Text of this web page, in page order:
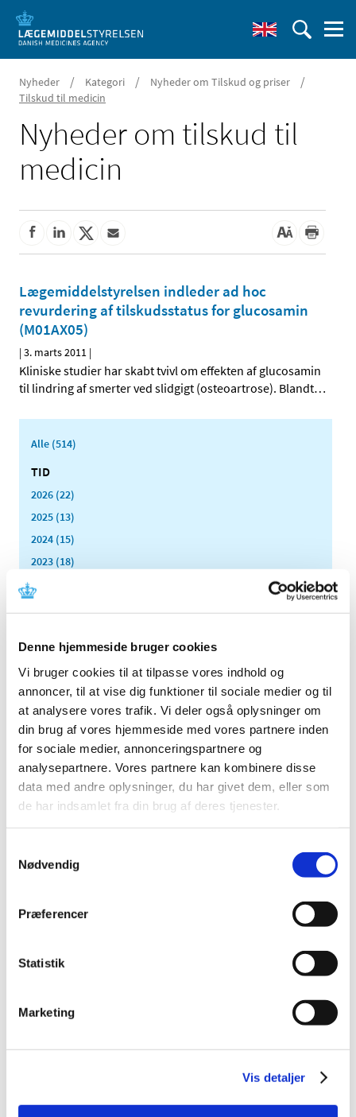
Denne hjemmeside bruger cookies
Vi bruger cookies til at tilpasse vores indhold og
annoncer, til at vise dig funktioner til sociale medier og til
at analysere vores trafik. Vi deler også oplysninger om
din brug af vores hjemmeside med vores partnere inden
for sociale medier, annonceringspartnere og
analysepartnere. Vores partnere kan kombinere disse
data med andre oplysninger, du har givet dem, eller som
de har indsamlet fra din brug af deres tjenester.
Nødvendig
Præferencer
Statistik
Marketing
Vis detaljer
Nyheder / Kategori / Nyheder om Tilskud og priser /
Tilskud til medicin
Nyheder om tilskud til
medicin
Lægemiddelstyrelsen indleder ad hoc
revurdering af tilskudsstatus for glucosamin
(M01AX05)
|3. marts 2011 |
Kliniske studier har skabt tvivl om effekten af glucosamin
til lindring af smerter ved slidgigt (osteoartrose). Blandt…
Alle (514)
TID
2026 (22)
2025 (13)
2024 (15)
2023 (18)
2022 (10)
2019 (41)
2018 (46)
2017 (36)
2016 (48)
2015 (31)
2014 (44)
2013 (45)
2012 (44)
2011 (13)
oktober (2)
august (2)
januar (1)
2007 (3)